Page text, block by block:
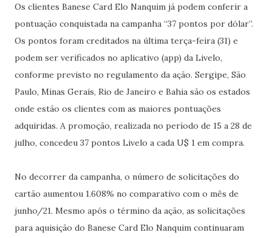
Os clientes Banese Card Elo Nanquim já podem conferir a
pontuação conquistada na campanha “37 pontos por dólar”.
Os pontos foram creditados na última terça-feira (31) e
podem ser verificados no aplicativo (app) da Livelo,
conforme previsto no regulamento da ação. Sergipe, São
Paulo, Minas Gerais, Rio de Janeiro e Bahia são os estados
onde estão os clientes com as maiores pontuações
adquiridas. A promoção, realizada no período de 15 a 28 de
julho, concedeu 37 pontos Livelo a cada U$ 1 em compra.
No decorrer da campanha, o número de solicitações do
cartão aumentou 1.608% no comparativo com o mês de
junho/21. Mesmo após o término da ação, as solicitações
para aquisição do Banese Card Elo Nanquim continuaram